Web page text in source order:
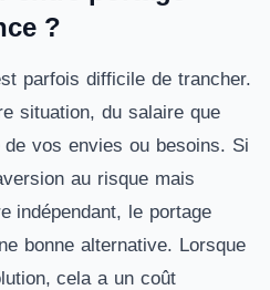
?
parfois difficile de trancher.
situation, du salaire que
vos envies ou besoins. Si
au risque mais
indépendant, le portage
bonne alternative. Lorsque
cela a un coût